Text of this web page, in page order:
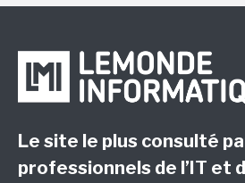
Le site le plus consulté
professionnels de l’IT et